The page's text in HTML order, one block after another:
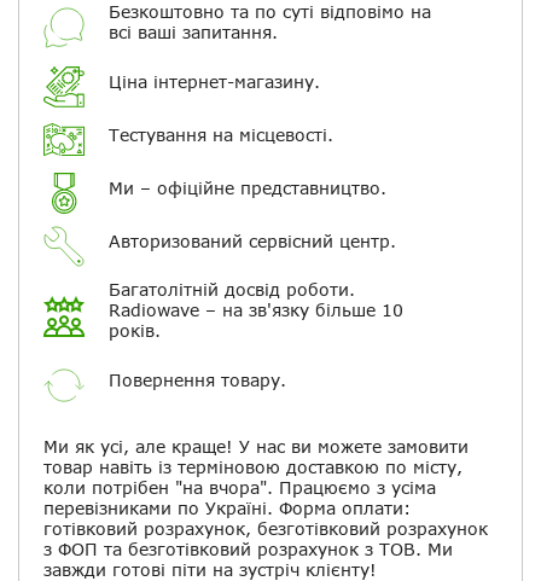
Безкоштовно та по суті відповімо на
всі ваші запитання.
Ціна інтернет-магазину.
Тестування на місцевості.
Ми – офіційне представництво.
Авторизований сервісний центр.
Багатолітній досвід роботи.
Radiowave – на зв'язку більше 10
років.
Повернення товару.
Ми як усі, але краще! У нас ви можете замовити
товар навіть із терміновою доставкою по місту,
коли потрібен "на вчора". Працюємо з усіма
перевізниками по Україні. Форма оплати:
готівковий розрахунок, безготівковий розрахунок
з ФОП та безготівковий розрахунок з ТОВ. Ми
завжди готові піти на зустріч клієнту!
Ваше ім'я
Електронна пошта
Повідомляти про відповіді по
електронній пошті
Скасувати Залишити відгук